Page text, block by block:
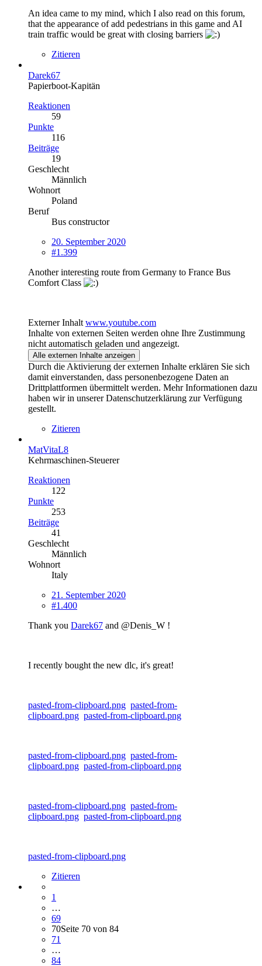
An idea came to my mind, which I also read on this forum,
that the appearance of add pedestrians in this game and AI
train traffic would be great with closing barriers
Zitieren
Darek67
Papierboot-Kapitän
Reaktionen
59
Punkte
116
Beiträge
19
Geschlecht
Männlich
Wohnort
Poland
Beruf
Bus constructor
20. September 2020
#1.399
Another interesting route from Germany to France Bus
Comfort Class
Externer Inhalt www.youtube.com
Inhalte von externen Seiten werden ohne Ihre Zustimmung
nicht automatisch geladen und angezeigt.
Alle externen Inhalte anzeigen
Durch die Aktivierung der externen Inhalte erklären Sie sich
damit einverstanden, dass personenbezogene Daten an
Drittplattformen übermittelt werden. Mehr Informationen dazu
haben wir in unserer Datenschutzerklärung zur Verfügung
gestellt.
Zitieren
MatVitaL8
Kehrmaschinen-Steuerer
Reaktionen
122
Punkte
253
Beiträge
41
Geschlecht
Männlich
Wohnort
Italy
21. September 2020
#1.400
Thank you Darek67 and @Denis_W !
I recently bought the new dlc, it's great!
pasted-from-clipboard.png pasted-from-
clipboard.png pasted-from-clipboard.png
pasted-from-clipboard.png pasted-from-
clipboard.png pasted-from-clipboard.png
pasted-from-clipboard.png pasted-from-
clipboard.png pasted-from-clipboard.png
pasted-from-clipboard.png
Zitieren
1
…
69
70Seite 70 von 84
71
…
84